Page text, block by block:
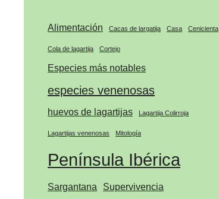
Alimentación Cacas de largatija Casa Cenicienta
Cola de lagartija Cortejo
Especies más notables
especies venenosas
huevos de lagartijas Lagartija Colirroja
Lagartijas venenosas Mitología
Península Ibérica
Sargantana Supervivencia